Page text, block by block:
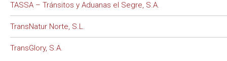
TASSA – Tránsitos y Aduanas el Segre, S.A.
TransNatur Norte, S.L.
TransGlory, S.A.